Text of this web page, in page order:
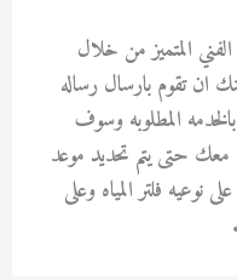
المتميز من خلال
ان تقوم بارسال رساله
المطلوبه وسوف
حتى يتم تحديد موعد
فلتر المياه وعلى